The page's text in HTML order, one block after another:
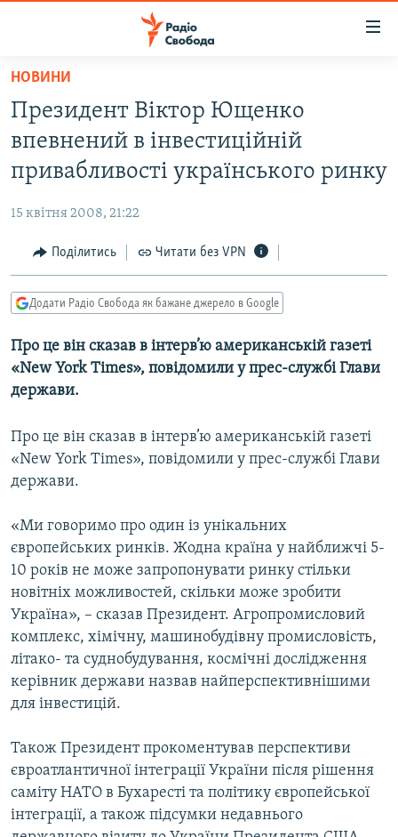
Перейти
основного
матеріалу
до
основної
Перейти
до
пошуку
ВСЕ ЗА ДОБУ
СУСПІЛЬСТВО
УКРАЇНА
СВІТ
РОСІЙСЬКА «ФІЛЬТРАЦІЯ»
ДОНБАС.РЕАЛІЇ
ТИ ЯК?
СХЕМИ
КИТАЙ.ВИКЛИКИ
ФОТО
СПЕЦПРОЄКТИ
КРИМ РЕАЛІЇ
РУС
УКР
КТАТ
ДОЛУЧАЙСЯ!
Усі сайти RFE/RL
НОВИНИ
Президент Віктор Ющенко
впевнений в інвестиційній
привабливості українського ринку
15 квітня 2008, 21:22
Поділитись Читати без VPN
Додати Радіо Свобода як бажане джерело в Google
Про це він сказав в інтерв’ю американській газеті
«New York Times», повідомили у прес-службі Глави
держави.
Про це він сказав в інтерв’ю американській газеті
«New York Times», повідомили у прес-службі Глави
держави.
«Ми говоримо про один із унікальних
європейських ринків. Жодна країна у найближчі 5-
10 років не може запропонувати ринку стільки
новітніх можливостей, скільки може зробити
Україна», – сказав Президент. Агропромисловий
комплекс, хімічну, машинобудівну промисловість,
літако- та суднобудування, космічні дослідження
керівник держави назвав найперспективнішими
для інвестицій.
Також Президент прокоментував перспективи
євроатлантичної інтеграції України після рішення
саміту НАТО в Бухаресті та політику європейської
інтеграції, а також підсумки недавнього